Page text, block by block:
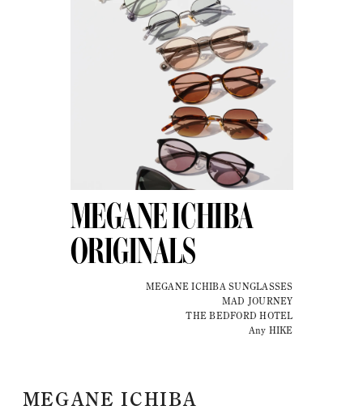
MEGANE ICHIBA
ORIGINALS
MEGANE ICHIBA SUNGLASSES
MAD JOURNEY
THE BEDFORD HOTEL
Any HIKE
MEGANE ICHIBA